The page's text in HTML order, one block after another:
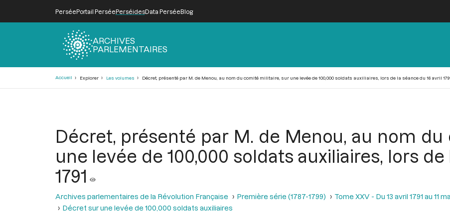
PerséePortail PerséePerséidesData PerséeBlog
ARCHIVES
PARLEMENTAIRES
Accueil Explorer Les volumes Décret, présenté par M. de Menou, au nom du comité militaire, sur une levée de 100,000 soldats auxiliaires, lors de la séance du 16 avril
Décret, présenté par M. de Menou, au nom
une levée de 100,000 soldats auxiliaires, lors
1791
Archives parlementaires de la Révolution Française Première série (1787-1799) Tome XXV - Du 13 avril 1791 au 11
Décret sur une levée de 100,000 soldats auxiliaires